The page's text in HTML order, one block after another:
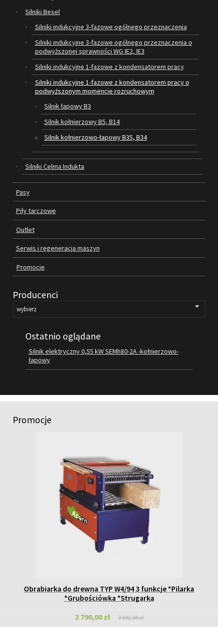
PIŁY TARCZOWE
SERWIS I REGENERACJA MASZYN
REGULAMIN
KATALOGI
OBRABIARKI DO DREWNA
SILNIKI ELEKTRYCZNE
PASY KLINOWE
FILMY
KONTAKT
Silniki Besel
Silniki indukcyjne 3-fazowe ogólnego przeznaczenia
Silniki indukcyjne 3-fazowe ogólnego przeznaczenia o
podwyższonej sprawności WG IE2, IE3
Silniki indukcyjne 1-fazowe z kondensatorem pracy
Silniki indukcyjne 1-fazowe z kondensatorem pracy o
podwyższonym momencie rozruchowym
Silnik łapowy B3
Silnik kołnierzowy B5, B14
Silnik kołnierzowo-łapowy B35, B34
Silniki Celma Indukta
Pasy
Piły tarczowe
Outlet
Serwis i regeneracja maszyn
Promocje
Producenci
Ostatnio oglądane
Silnik elektryczny 0,55 kW SEMh80-2A -kołnierzowo-
łapowy
Promocje
Obrabiarka do drewna TYP W4/94 3 funkcje *Pilarka
*Grubościówka *Strugarka
2 790,00 zł 3 692,00 zł